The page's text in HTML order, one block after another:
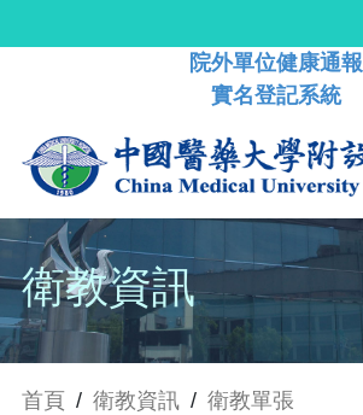
院外單位健康通報
實名登記系統
衛教資訊
首頁 / 衛教資訊 / 衛教單張